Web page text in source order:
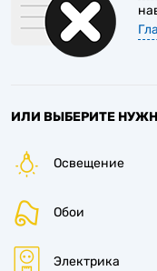
ИЛИ ВЫБЕРИТЕ
Освещение
Обои
Электрика